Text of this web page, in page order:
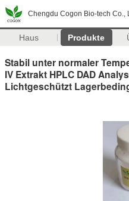
Chengdu Cogon Bio-tech Co.,
Haus Produkte
Stabil unter normaler
IV Extrakt HPLC DAD
Lichtgeschützt